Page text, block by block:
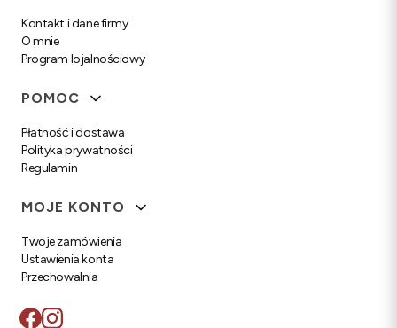
Kontakt i dane firmy
O mnie
Program lojalnościowy
POMOC
Płatność i dostawa
Polityka prywatności
Regulamin
MOJE KONTO
Twoje zamówienia
Ustawienia konta
Przechowalnia